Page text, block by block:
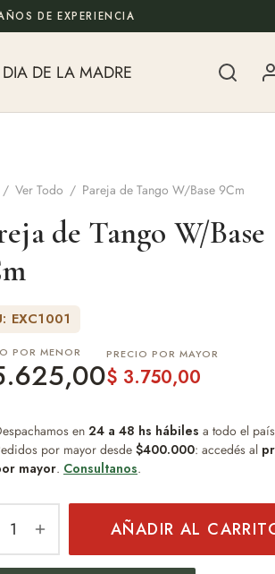
DIA DE LA MADRE
/ Ver Todo / Pareja de Tango W/Base 9Cm
de Tango W/Base
EXC1001
POR MENOR PRECIO POR MAYOR
$ 3.750,00
en24 a 48 hs hábiles a todo el
por mayor desde$400.000: accedés al
mayor. Consultanos.
AÑADIR AL
DE EXPERIENCIA